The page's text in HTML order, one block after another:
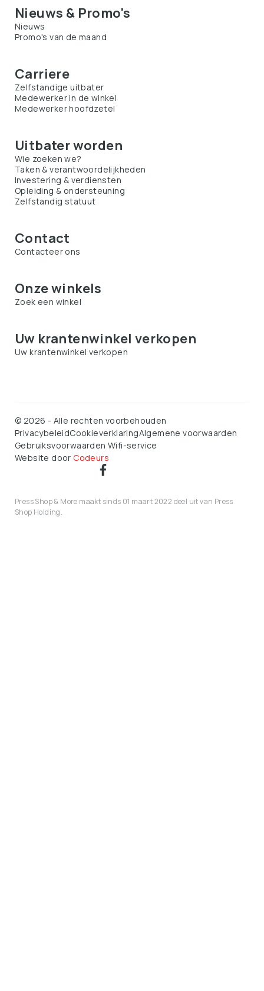
Nieuws & Promo's
Nieuws
Promo's van de maand
Carriere
Zelfstandige uitbater
Medewerker in de winkel
Medewerker hoofdzetel
Uitbater worden
Wie zoeken we?
Taken & verantwoordelijkheden
Investering & verdiensten
Opleiding & ondersteuning
Zelfstandig statuut
Contact
Contacteer ons
Onze winkels
Zoek een winkel
Uw krantenwinkel verkopen
Uw krantenwinkel verkopen
© 2026 - Alle rechten voorbehouden
PrivacybeleidCookieverklaringAlgemene voorwaarden
Gebruiksvoorwaarden Wifi-service
Website door Codeurs
Press Shop & More maakt sinds 01 maart 2022 deel uit van Press
Shop Holding.